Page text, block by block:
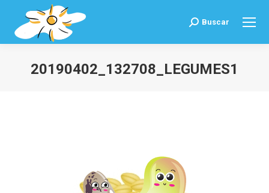
Buscar:
Buscar
20190402_132708_LEGUMES1